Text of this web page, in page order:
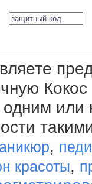
Кокос
или
,
красоты,